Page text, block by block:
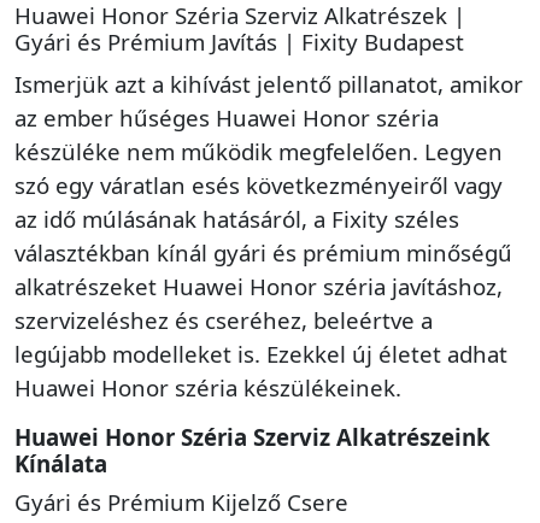
Huawei Honor Széria Szerviz Alkatrészek |
Gyári és Prémium Javítás | Fixity Budapest
Ismerjük azt a kihívást jelentő pillanatot, amikor
az ember hűséges Huawei Honor széria
készüléke nem működik megfelelően. Legyen
szó egy váratlan esés következményeiről vagy
az idő múlásának hatásáról, a Fixity széles
választékban kínál gyári és prémium minőségű
alkatrészeket Huawei Honor széria javításhoz,
szervizeléshez és cseréhez, beleértve a
legújabb modelleket is. Ezekkel új életet adhat
Huawei Honor széria készülékeinek.
Huawei Honor Széria Szerviz Alkatrészeink
Kínálata
Gyári és Prémium Kijelző Csere